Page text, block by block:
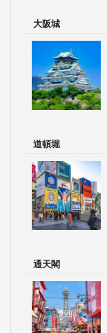
大阪城
道頓堀
通天閣